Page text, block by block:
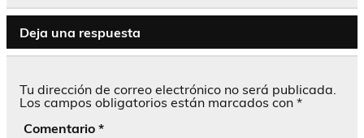
Deja una respuesta
Tu dirección de correo electrónico no será publicada.
Los campos obligatorios están marcados con *
Comentario *